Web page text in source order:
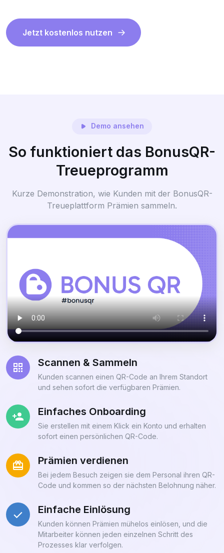
Jetzt kostenlos nutzen
Demo ansehen
So funktioniert das BonusQR-
Treueprogramm
Kurze Demonstration, wie Kunden mit der BonusQR-
Treueplattform Prämien sammeln.
Scannen & Sammeln
Kunden scannen einen QR-Code an Ihrem Standort
und sehen sofort die verfügbaren Prämien.
Einfaches Onboarding
Sie erstellen mit einem Klick ein Konto und erhalten
sofort einen persönlichen QR-Code.
Prämien verdienen
Bei jedem Besuch zeigen sie dem Personal ihren QR-
Code und kommen so der nächsten Belohnung näher.
Einfache Einlösung
Kunden können Prämien mühelos einlösen, und die
Mitarbeiter können jeden einzelnen Schritt des
Prozesses klar verfolgen.